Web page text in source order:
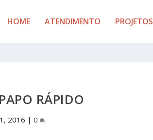
HOME ATENDIMENTO PROJETOS
RÁPIDO
2016 |0